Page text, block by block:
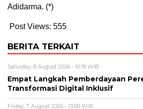
Adidarma. (*)
Post Views: 555
BERITA TERKAIT
Saturday, 8 August 2026 - 10:19 WIB
Empat Langkah Pemberdayaan
Transformasi Digital Inklusif
Friday, 7 August 2026 - 13:00 WIB